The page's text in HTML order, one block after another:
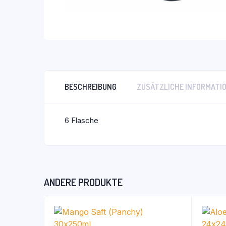
BESCHREIBUNG ZUSÄTZLICHE
6 Flasche
ANDERE PRODUKTE